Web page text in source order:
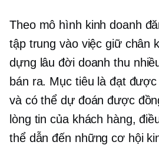
Theo mô hình kinh doanh
tập trung vào việc giữ chân
dựng lâu đờidoanh thu
bán ra. Mục tiêu là đạt
và có thể dự đoán được
lòng tin của khách hàng,
thể dẫn đến những cơ hội